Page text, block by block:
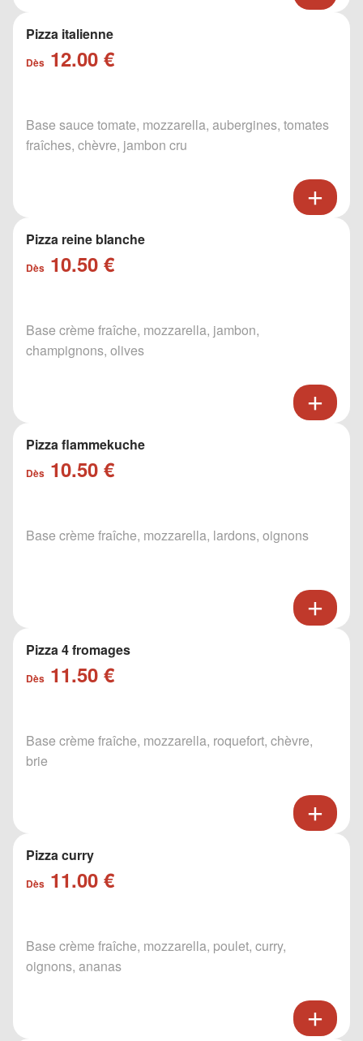
Pizza italienne
Dès 12.00 €
Base sauce tomate, mozzarella, aubergines, tomates
fraîches, chèvre, jambon cru
Pizza reine blanche
Dès 10.50 €
Base crème fraîche, mozzarella, jambon,
champignons, olives
Pizza flammekuche
Dès 10.50 €
Base crème fraîche, mozzarella, lardons, oignons
Pizza 4 fromages
Dès 11.50 €
Base crème fraîche, mozzarella, roquefort, chèvre,
brie
Pizza curry
Dès 11.00 €
Base crème fraîche, mozzarella, poulet, curry,
oignons, ananas